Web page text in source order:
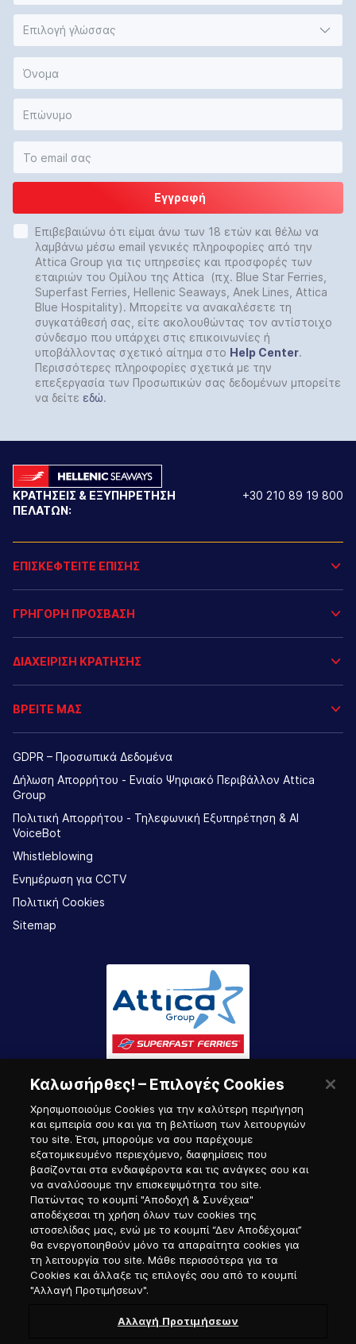
Επιλογή γλώσσας
Εγγραφή
Επιβεβαιώνω ότι είμαι άνω των 18 ετών και θέλω να
λαμβάνω μέσω email γενικές πληροφορίες από την
Attica Group για τις υπηρεσίες και προσφορές των
εταιριών του Ομίλου της Attica (πχ. Blue Star Ferries,
Superfast Ferries, Hellenic Seaways, Anek Lines, Attica
Blue Hospitality). Μπορείτε να ανακαλέσετε τη
συγκατάθεσή σας, είτε ακολουθώντας τον αντίστοιχο
σύνδεσμο που υπάρχει στις επικοινωνίες ή
υποβάλλοντας σχετικό αίτημα στο Help Center.
Περισσότερες πληροφορίες σχετικά με την
επεξεργασία των Προσωπικών σας δεδομένων μπορείτε
να δείτε εδώ.
ΚΡΑΤΗΣΕΙΣ & ΕΞΥΠΗΡΕΤΗΣΗ
ΠΕΛΑΤΩΝ:
+30 210 89 19 800
ΕΠΙΣΚΕΦΤΕΙΤΕ ΕΠΙΣΗΣ
ΓΡΗΓΟΡΗ ΠΡΟΣΒΑΣΗ
ΔΙΑΧΕΙΡΙΣΗ ΚΡΑΤΗΣΗΣ
ΒΡΕΙΤΕ ΜΑΣ
GDPR – Προσωπικά Δεδομένα
Δήλωση Απορρήτου - Ενιαίο Ψηφιακό Περιβάλλον Attica
Group
Πολιτική Απορρήτου - Τηλεφωνική Εξυπηρέτηση & AI
VoiceBot
Whistleblowing
Ενημέρωση για CCTV
Πολιτική Cookies
Sitemap
Πύλη Ναυτικού
Καλωσήρθες! – Επιλογές Cookies
Χρησιμοποιούμε Cookies για την καλύτερη περιήγηση
και εμπειρία σου και για τη βελτίωση των λειτουργιών
του site. Έτσι, μπορούμε να σου παρέχουμε
εξατομικευμένο περιεχόμενο, διαφημίσεις που
βασίζονται στα ενδιαφέροντα και τις ανάγκες σου και
να αναλύσουμε την επισκεψιμότητα του site.
Πατώντας το κουμπί "Αποδοχή & Συνέχεια"
αποδέχεσαι τη χρήση όλων των cookies της
ιστοσελίδας μας, ενώ με το κουμπί “Δεν Αποδέχομαι”
θα ενεργοποιηθούν μόνο τα απαραίτητα cookies για
τη λειτουργία του site. Μάθε περισσότερα για τα
Cookies και άλλαξε τις επιλογές σου από το κουμπί
"Αλλαγή Προτιμήσεων".
Αλλαγή Προτιμήσεων